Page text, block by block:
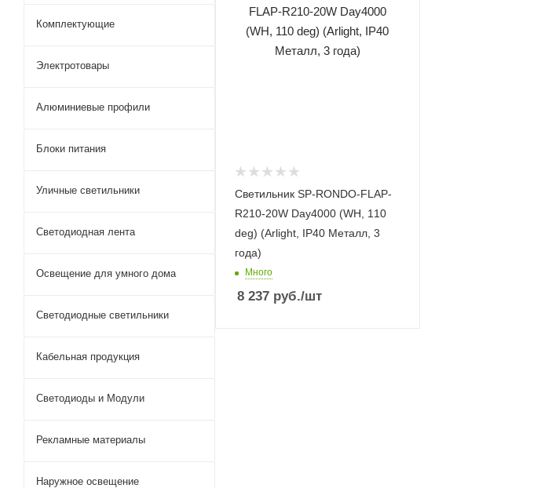
Светильник SP-RONDO-FLAP-
R210-20W Day4000 (WH, 110
deg) (Arlight, IP40 Металл, 3
года)
Много
8 237 руб./шт
Комплектующие
Электротовары
Алюминиевые профили
Блоки питания
Уличные светильники
Светодиодная лента
Освещение для умного дома
Светодиодные светильники
Кабельная продукция
Светодиоды и Модули
Рекламные материалы
Наружное освещение